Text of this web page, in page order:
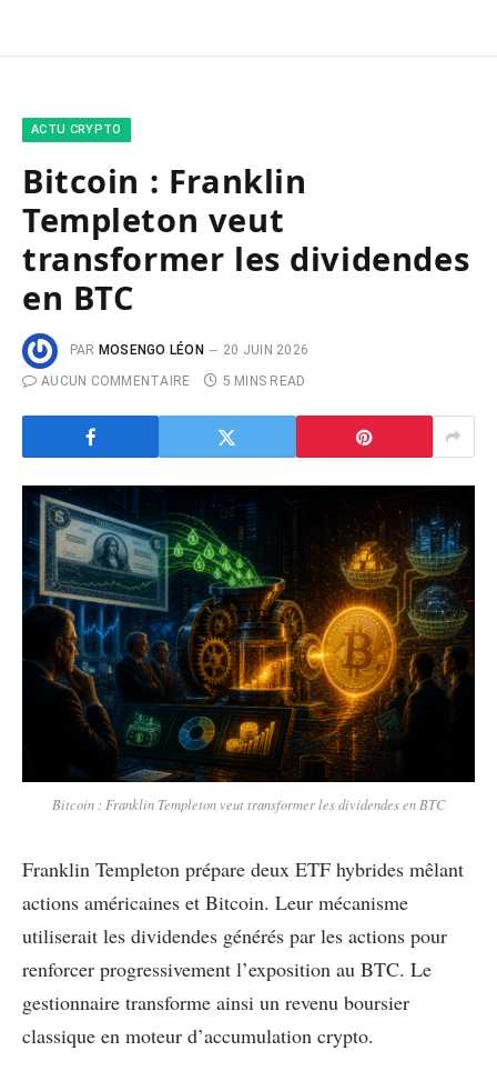
ACTU CRYPTO
Bitcoin : Franklin
Templeton veut
transformer les dividendes
en BTC
PAR MOSENGO LÉON
20 JUIN 2026
AUCUN COMMENTAIRE
5 MINS READ
Bitcoin : Franklin Templeton veut transformer les dividendes en BTC
Franklin Templeton prépare deux ETF hybrides mêlant
actions américaines et Bitcoin. Leur mécanisme
utiliserait les dividendes générés par les actions pour
renforcer progressivement l’exposition au BTC. Le
gestionnaire transforme ainsi un revenu boursier
classique en moteur d’accumulation crypto.